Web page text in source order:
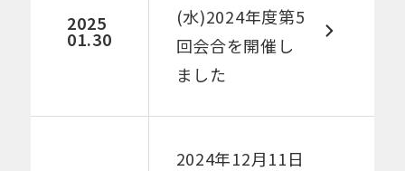
2025
01.30
(水)2024年度第5
回会合を開催し
ました​
​2024年12月11日